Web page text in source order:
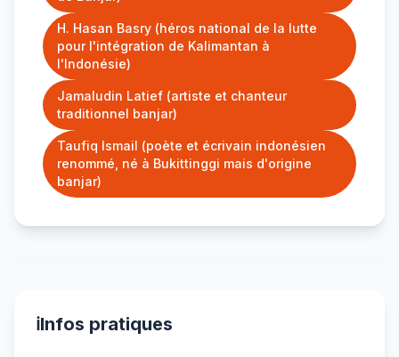
H. Hasan Basry (héros national de la lutte
pour l'intégration de Kalimantan à
l'Indonésie)
Jamaludin Latief (artiste et chanteur
traditionnel banjar)
Taufiq Ismail (poète et écrivain indonésien
renommé, né à Bukittinggi mais d'origine
banjar)
ℹ️Infos pratiques